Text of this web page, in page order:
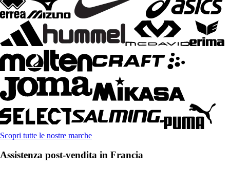
Scopri tutte le nostre marche
Assistenza post-vendita in Francia